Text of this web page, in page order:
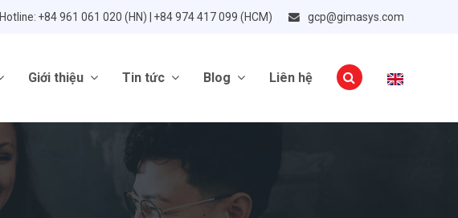
Hotline: +84 961 061 020 (HN) | +84 974 417 099 (HCM) gcp@gimasys.com
Giới thiệu Tin tức Blog Liên hệ